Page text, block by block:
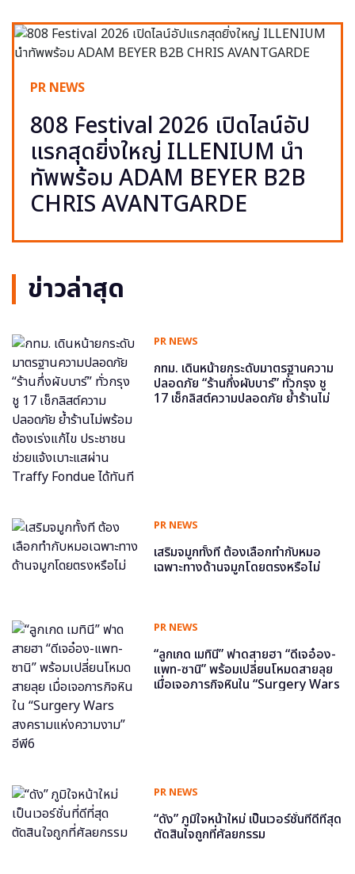
PR NEWS
808 Festival 2026 เปิดไลน์อัป
แรกสุดยิ่งใหญ่ ILLENIUM นำ
ทัพพร้อม ADAM BEYER B2B
CHRIS AVANTGARDE
ข่าวล่าสุด
PR NEWS
กทม. เดินหน้ายกระดับมาตรฐานความ
ปลอดภัย “ร้านกึ่งผับบาร์” ทั่วกรุง ชู
17 เช็กลิสต์ความปลอดภัย ย้ำร้านไม่
PR NEWS
เสริมจมูกทั้งที ต้องเลือกทำกับหมอ
เฉพาะทางด้านจมูกโดยตรงหรือไม่
PR NEWS
“ลูกเกด เมทินี” ฟาดสายฮา “ดีเจอ๋อง-
แพท-ซานิ” พร้อมเปลี่ยนโหมดสายลุย
เมื่อเจอภารกิจหินใน “Surgery Wars
PR NEWS
“ดัง” ภูมิใจหน้าใหม่ เป็นเวอร์ชั่นที่ดีที่สุด
ตัดสินใจถูกที่ศัลยกรรม